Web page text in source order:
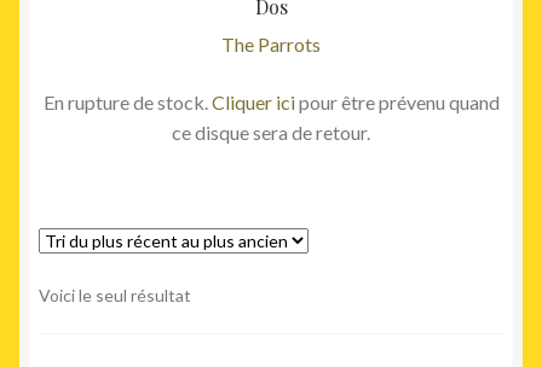
Dos
The Parrots
En rupture de stock. Cliquer icipour être prévenu quand
ce disque sera de retour.
Voici le seul résultat